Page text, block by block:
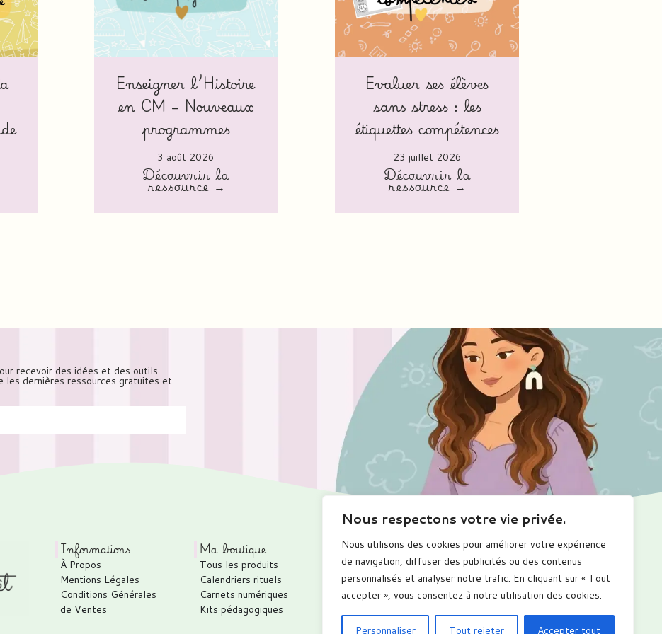
Nous respectons votre vie privée.
Nous utilisons des cookies pour améliorer votre expérience
de navigation, diffuser des publicités ou des contenus
personnalisés et analyser notre trafic. En cliquant sur « Tout
accepter », vous consentez à notre utilisation des cookies.
Personnaliser Tout rejeter Accepter tout
Enseigner l’Histoire
en CM – Nouveaux
programmes
3 août 2026
Découvrir la
ressource →
Evaluer ses élèves
sans stress : les
étiquettes compétences
23 juillet 2026
Découvrir la
ressource →
recevoir des idées et des outils
les dernières ressources gratuites et
Informations
À Propos
Mentions Légales
Conditions Générales
de Ventes
Ma boutique
Tous les produits
Calendriers rituels
Carnets numériques
Kits pédagogiques
Me suivre